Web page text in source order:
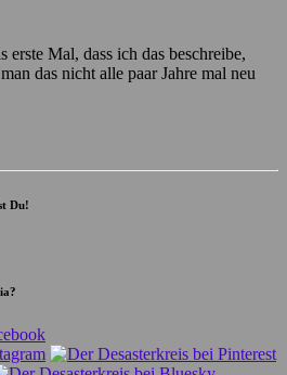
erste Mal, dass ich das beschreibe,
das nicht alle paar Jahre mal neu
Du!